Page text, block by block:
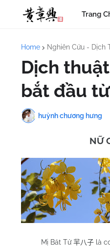
Trang
Home Nghiên Cứu - Dịch
Dịch
bắt đầu
huỳnh chương hưng
NỮ
Mị Bát Tử 羋八子là